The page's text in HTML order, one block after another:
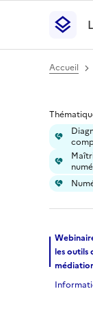
Les
Accueil
les outils